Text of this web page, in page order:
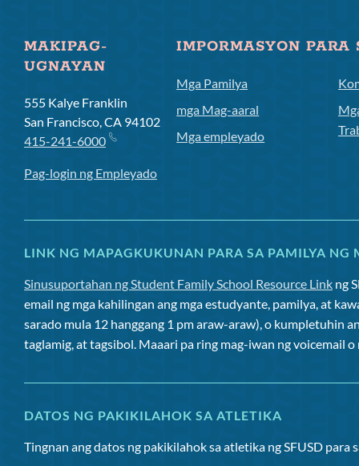
MAKIPAG-
UGNAYAN
555 Kalye Franklin
San Francisco, CA 94102
415-241-6000
Pag-login ng Empleyado
IMPORMASYON PARA
Mga Pamilya
mga Mag-aaral
Mga empleyado
LINK NG MAPAGKUKUNAN PARA SA PAMILYA NG
Sinusuportahan ng Student Family School Resource Link ng
email ng mga kahilingan ang mga estudyante, pamilya, at
sarado mula 12 hanggang 1 pm araw-araw), o kumpletuhin
taglamig, at tagsibol. Maaari pa ring mag-iwan ng voicemail
DATOS NG PAKIKILAHOK SA ATLETIKA
Tingnan ang datos ng pakikilahok sa atletika ng SFUSD para